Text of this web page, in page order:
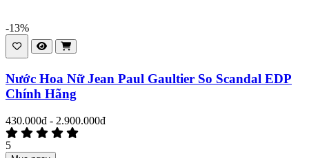
-13%
Nước Hoa Nữ Jean Paul Gaultier So Scandal EDP
Chính Hãng
430.000đ - 2.900.000đ
5